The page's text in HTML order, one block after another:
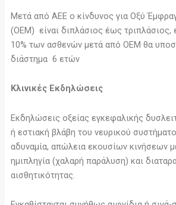
Μετά από ΑΕΕ ο κίνδυνος για Οξύ
(ΟΕΜ) είναι διπλάσιος έως τριπλάσιος,
10% των ασθενών μετά από ΟΕΜ θα
διάστημα 6 ετών
Κλινικές Εκδηλώσεις
Εκδηλώσεις οξείας εγκεφαλικής
ή εστιακή βλάβη του νευρικού
αδυναμία, απώλεια εκουσίων κινήσεων
ημιπληγία (χαλαρή παράλυση) και
αισθητικότητας.